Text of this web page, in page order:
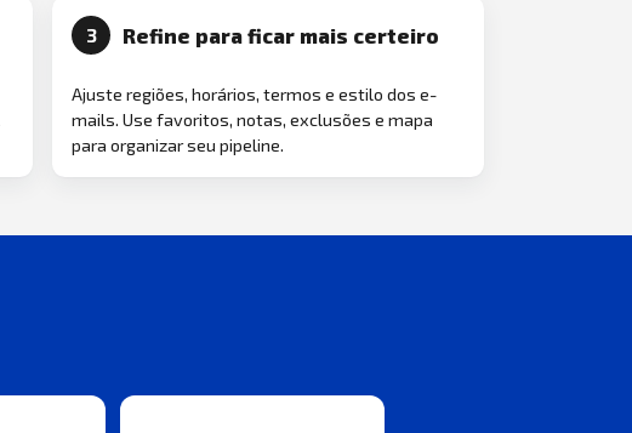
3 Refine para ficar mais certeiro
Ajuste regiões, horários, termos e estilo dos e-
mails. Use favoritos, notas, exclusões e mapa
para organizar seu pipeline.